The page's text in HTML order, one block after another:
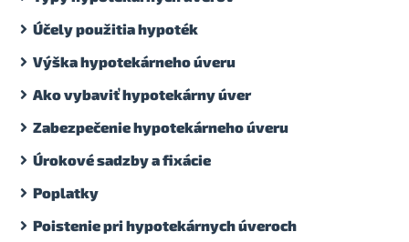
Účely použitia hypoték
Výška hypotekárneho úveru
Ako vybaviť hypotekárny úver
Zabezpečenie hypotekárneho úveru
Úrokové sadzby a fixácie
Poplatky
Poistenie pri hypotekárnych úveroch